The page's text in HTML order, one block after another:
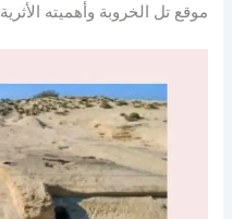
موقع تل الخروبة وأهميته الأثرية